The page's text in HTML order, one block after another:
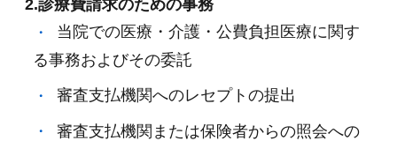
2.診療費請求のための事務
当院での医療・介護・公費負担医療に関す
る事務およびその委託
審査支払機関へのレセプトの提出
審査支払機関または保険者からの照会への